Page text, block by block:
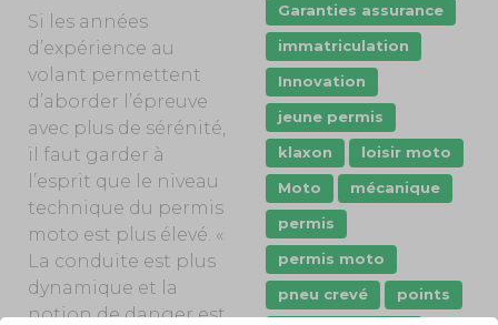
Si les années
d’expérience au
volant permettent
d’aborder l’épreuve
avec plus de sérénité,
il faut garder à
l’esprit que le niveau
technique du permis
moto est plus élevé. «
La conduite est plus
dynamique et la
notion de danger est
Garanties assurance
immatriculation
Innovation
jeune permis
klaxon
loisir moto
Moto
mécanique
permis
permis moto
pneu crevé
points